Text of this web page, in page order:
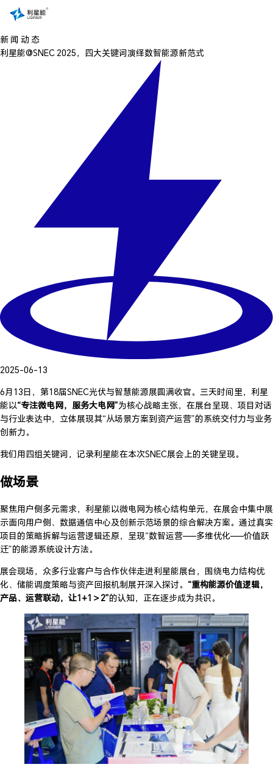
新 闻 动 态
利星能@SNEC 2025，四大关键词演绎数智能源新范式
2025-06-13
6月13日，第18届SNEC光伏与智慧能源展圆满收官。三天时间里，利星
能以“专注微电网，服务大电网”为核心战略主张，在展台呈现、项目对话
与行业表达中，立体展现其“从场景方案到资产运营”的系统交付力与业务
创新力。
我们用四组关键词，记录利星能在本次SNEC展会上的关键呈现。
做场景
聚焦用户侧多元需求，利星能以微电网为核心结构单元，在展会中集中展
示面向用户侧、数据通信中心及创新示范场景的综合解决方案。通过真实
项目的策略拆解与运营逻辑还原，呈现“数智运营——多维优化——价值跃
迁”的能源系统设计方法。
展会现场，众多行业客户与合作伙伴走进利星能展台，围绕电力结构优
化、储能调度策略与资产回报机制展开深入探讨。 “重构能源价值逻辑，
产品、运营联动，让1+1＞2”的认知，正在逐步成为共识。